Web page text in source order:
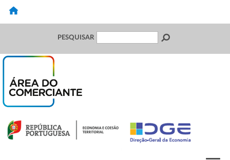
PESQUISAR